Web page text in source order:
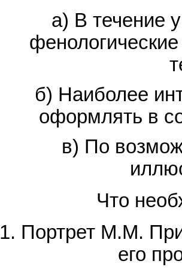
а) В течение
б) Наиболее
оформлять в
в) По
Что
1. Портрет М.М.
его